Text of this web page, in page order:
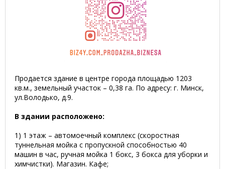
Продается здание в центре города площадью 1203
кв.м., земельный участок – 0,38 га. По адресу: г. Минск,
ул.Володько, д.9.
В здании расположено:
1) 1 этаж – автомоечный комплекс (скоростная
туннельная мойка с пропускной способностью 40
машин в час, ручная мойка 1 бокс, 3 бокса для уборки и
химчистки). Магазин. Кафе;